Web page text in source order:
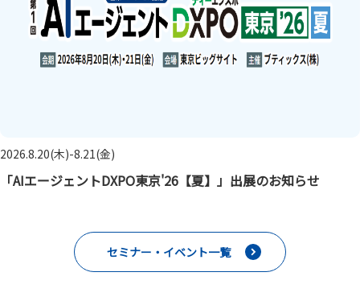
2026.8.20(木)-8.21(金)
「AIエージェントDXPO東京'26【夏】」出展のお知らせ
セミナー・イベント一覧